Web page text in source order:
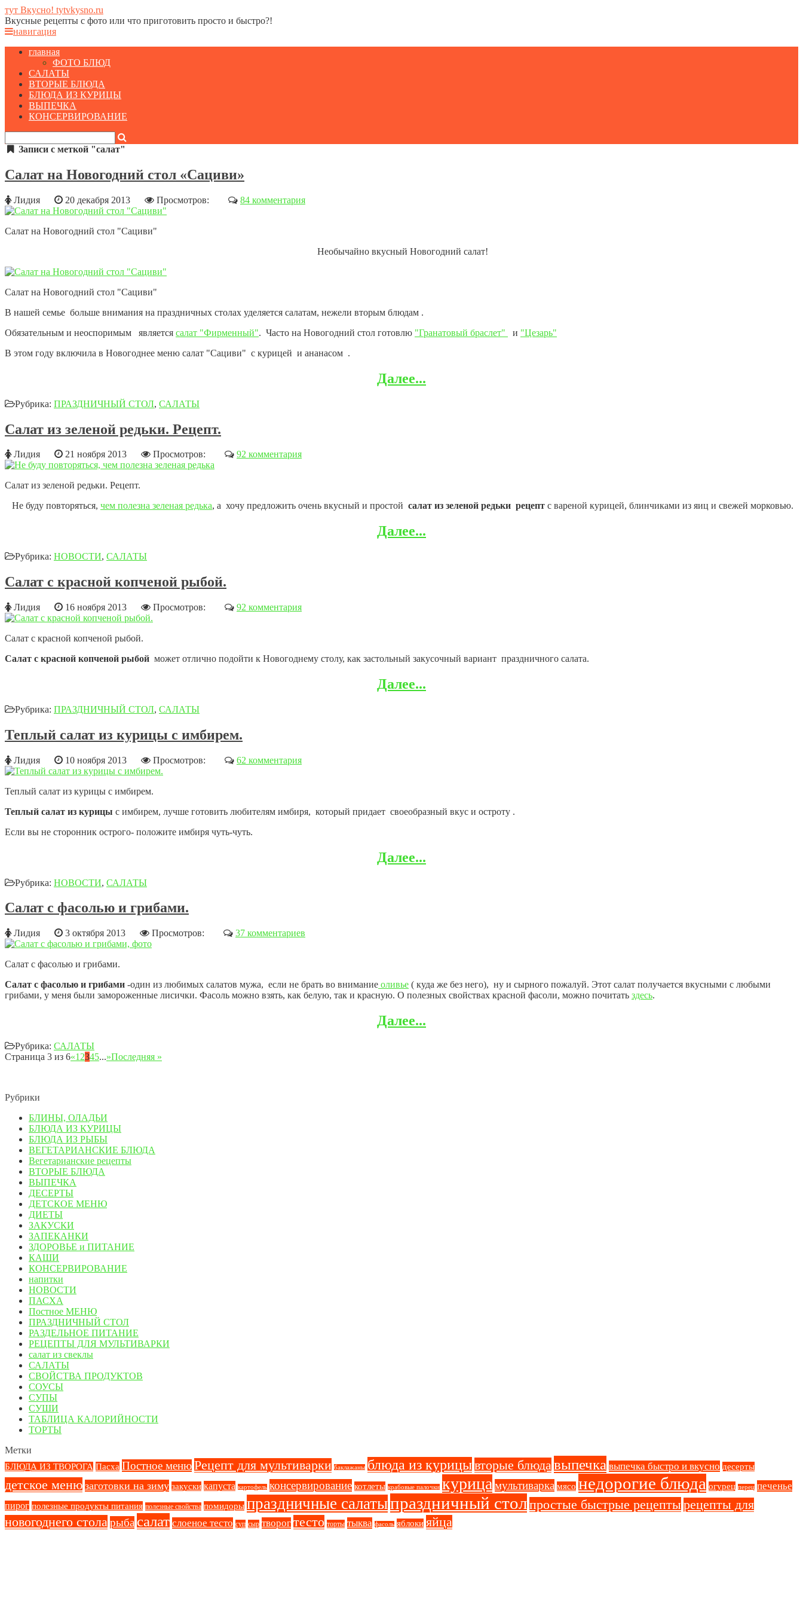
тут Вкусно! tytvkysno.ru
Вкусные рецепты с фото или что приготовить просто и быстро?!
навигация
главная
ФОТО БЛЮД
САЛАТЫ
ВТОРЫЕ БЛЮДА
БЛЮДА ИЗ КУРИЦЫ
ВЫПЕЧКА
КОНСЕРВИРОВАНИЕ
Записи с меткой "салат"
Салат на Новогодний стол «Сациви»
Лидия 20 декабря 2013 Просмотров: 84 комментария
Салат на Новогодний стол "Сациви"
Необычайно вкусный Новогодний салат!
Салат на Новогодний стол "Сациви"
В нашей семье больше внимания на праздничных столах уделяется салатам, нежели вторым блюдам .
Обязательным и неоспоримым является салат "Фирменный". Часто на Новогодний стол готовлю "Гранатовый браслет" и "Цезарь"
В этом году включила в Новогоднее меню салат "Сациви" с курицей и ананасом .
Далее...
Рубрика: ПРАЗДНИЧНЫЙ СТОЛ, САЛАТЫ
Салат из зеленой редьки. Рецепт.
Лидия 21 ноября 2013 Просмотров: 92 комментария
Салат из зеленой редьки. Рецепт.
Не буду повторяться, чем полезна зеленая редька, а хочу предложить очень вкусный и простой салат из зеленой редьки рецепт с вареной курицей, блинчиками из яиц и свежей морковью.
Далее...
Рубрика: НОВОСТИ, САЛАТЫ
Салат с красной копченой рыбой.
Лидия 16 ноября 2013 Просмотров: 92 комментария
Салат с красной копченой рыбой.
Салат с красной копченой рыбой может отлично подойти к Новогоднему столу, как застольный закусочный вариант праздничного салата.
Далее...
Рубрика: ПРАЗДНИЧНЫЙ СТОЛ, САЛАТЫ
Теплый салат из курицы с имбирем.
Лидия 10 ноября 2013 Просмотров: 62 комментария
Теплый салат из курицы с имбирем.
Теплый салат из курицы с имбирем, лучше готовить любителям имбиря, который придает своеобразный вкус и остроту .
Если вы не сторонник острого- положите имбиря чуть-чуть.
Далее...
Рубрика: НОВОСТИ, САЛАТЫ
Салат с фасолью и грибами.
Лидия 3 октября 2013 Просмотров: 37 комментариев
Салат с фасолью и грибами.
Салат с фасолью и грибами -один из любимых салатов мужа, если не брать во внимание оливье ( куда же без него), ну и сырного пожалуй. Этот салат получается вкусными с любыми
грибами, у меня были замороженные лисички. Фасоль можно взять, как белую, так и красную. О полезных свойствах красной фасоли, можно почитать здесь.
Далее...
Рубрика: САЛАТЫ
Страница 3 из 6«1 2345...»Последняя »
Рубрики
БЛИНЫ, ОЛАДЬИ
БЛЮДА ИЗ КУРИЦЫ
БЛЮДА ИЗ РЫБЫ
ВЕГЕТАРИАНСКИЕ БЛЮДА
Вегетарианские рецепты
ВТОРЫЕ БЛЮДА
ВЫПЕЧКА
ДЕСЕРТЫ
ДЕТСКОЕ МЕНЮ
ДИЕТЫ
ЗАКУСКИ
ЗАПЕКАНКИ
ЗДОРОВЬЕ и ПИТАНИЕ
КАШИ
КОНСЕРВИРОВАНИЕ
напитки
НОВОСТИ
ПАСХА
Постное МЕНЮ
ПРАЗДНИЧНЫЙ СТОЛ
РАЗДЕЛЬНОЕ ПИТАНИЕ
РЕЦЕПТЫ ДЛЯ МУЛЬТИВАРКИ
салат из свеклы
САЛАТЫ
СВОЙСТВА ПРОДУКТОВ
СОУСЫ
СУПЫ
СУШИ
ТАБЛИЦА КАЛОРИЙНОСТИ
ТОРТЫ
Метки
БЛЮДА ИЗ ТВОРОГА Пасха Постное менюРецепт для мультиварки баклажаны блюда из курицывторые блюдавыпечка выпечка быстро и вкусно десерты
детское меню заготовки на зиму закуски капуста картофель консервирование котлеты крабовые палочки курица мультиварка мясо недорогие блюда огурец перец печенье
пирог полезные продукты питания полезные свойства помидоры праздничные салатыпраздничный столпростые быстрые рецептырецепты для
новогоднего столарыба салат слоеное тесто суп сыр творог тесто торты тыква фасоль яблоки яйца